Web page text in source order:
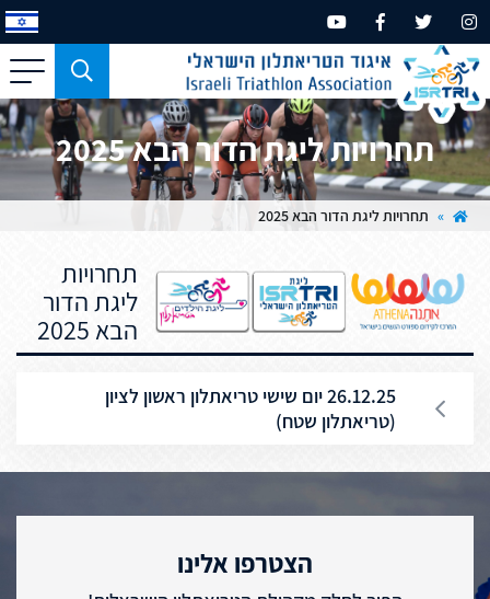
כפתור
משמש
עבור
מכשירים
בעלי
בלבד
תחרויות ליגת הדור הבא 2025
» תחרויות ליגת הדור הבא 2025
תחרויות
ליגת הדור
הבא 2025
26.12.25 יום שישי טריאתלון ראשון לציון
(טריאתלון שטח)
הצטרפו אלינו